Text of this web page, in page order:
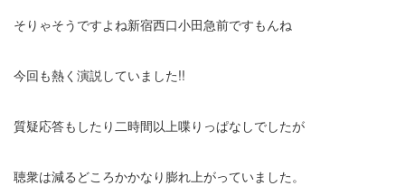
そりゃそうですよね新宿西口小田急前ですもんね
今回も熱く演説していました!!
質疑応答もしたり二時間以上喋りっぱなしでしたが
聴衆は減るどころかかなり膨れ上がっていました。